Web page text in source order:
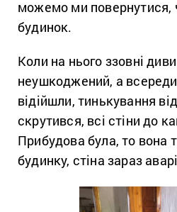
можемо ми повернутися,
будинок.
Коли на нього ззовні
неушкоджений, а
відійшли, тинькування
скрутився, всі стіни до
Прибудова була, то вона
будинку, стіна зараз